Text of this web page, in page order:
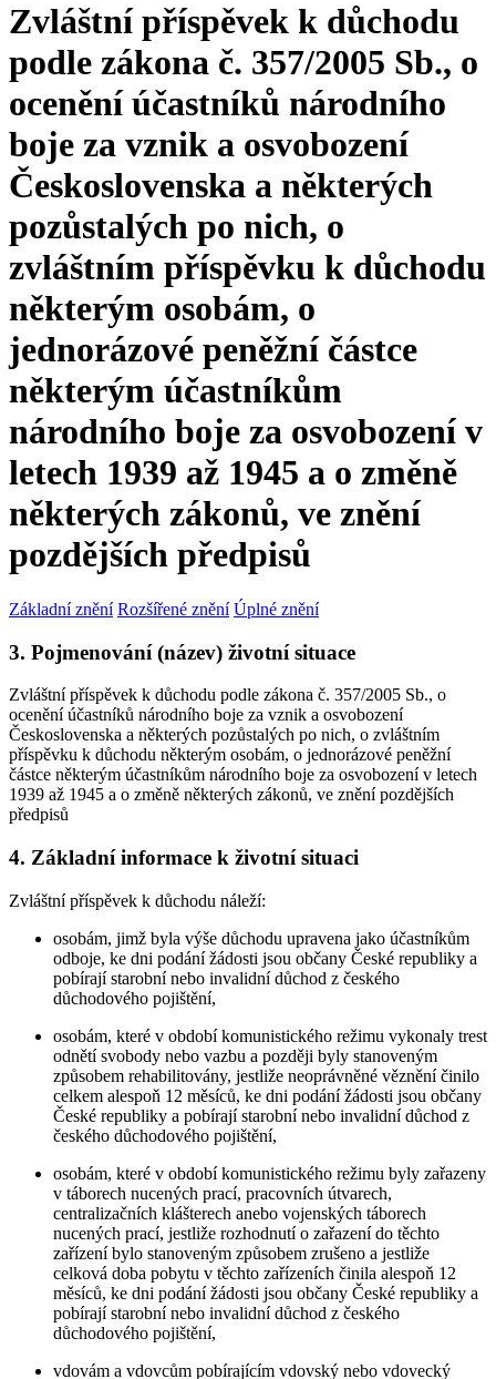
Zvláštní příspěvek k důchodu
podle zákona č. 357/2005 Sb., o
ocenění účastníků národního
boje za vznik a osvobození
Československa a některých
pozůstalých po nich, o
zvláštním příspěvku k důchodu
některým osobám, o
jednorázové peněžní částce
některým účastníkům
národního boje za osvobození v
letech 1939 až 1945 a o změně
některých zákonů, ve znění
pozdějších předpisů
Základní znění Rozšířené znění Úplné znění
3. Pojmenování (název) životní situace
Zvláštní příspěvek k důchodu podle zákona č. 357/2005 Sb., o
ocenění účastníků národního boje za vznik a osvobození
Československa a některých pozůstalých po nich, o zvláštním
příspěvku k důchodu některým osobám, o jednorázové peněžní
částce některým účastníkům národního boje za osvobození v letech
1939 až 1945 a o změně některých zákonů, ve znění pozdějších
předpisů
4. Základní informace k životní situaci
Zvláštní příspěvek k důchodu náleží:
osobám, jimž byla výše důchodu upravena jako účastníkům
odboje, ke dni podání žádosti jsou občany České republiky a
pobírají starobní nebo invalidní důchod z českého
důchodového pojištění,
osobám, které v období komunistického režimu vykonaly trest
odnětí svobody nebo vazbu a později byly stanoveným
způsobem rehabilitovány, jestliže neoprávněné věznění činilo
celkem alespoň 12 měsíců, ke dni podání žádosti jsou občany
České republiky a pobírají starobní nebo invalidní důchod z
českého důchodového pojištění,
osobám, které v období komunistického režimu byly zařazeny
v táborech nucených prací, pracovních útvarech,
centralizačních klášterech anebo vojenských táborech
nucených prací, jestliže rozhodnutí o zařazení do těchto
zařízení bylo stanoveným způsobem zrušeno a jestliže
celková doba pobytu v těchto zařízeních činila alespoň 12
měsíců, ke dni podání žádosti jsou občany České republiky a
pobírají starobní nebo invalidní důchod z českého
důchodového pojištění,
vdovám a vdovcům pobírajícím vdovský nebo vdovecký